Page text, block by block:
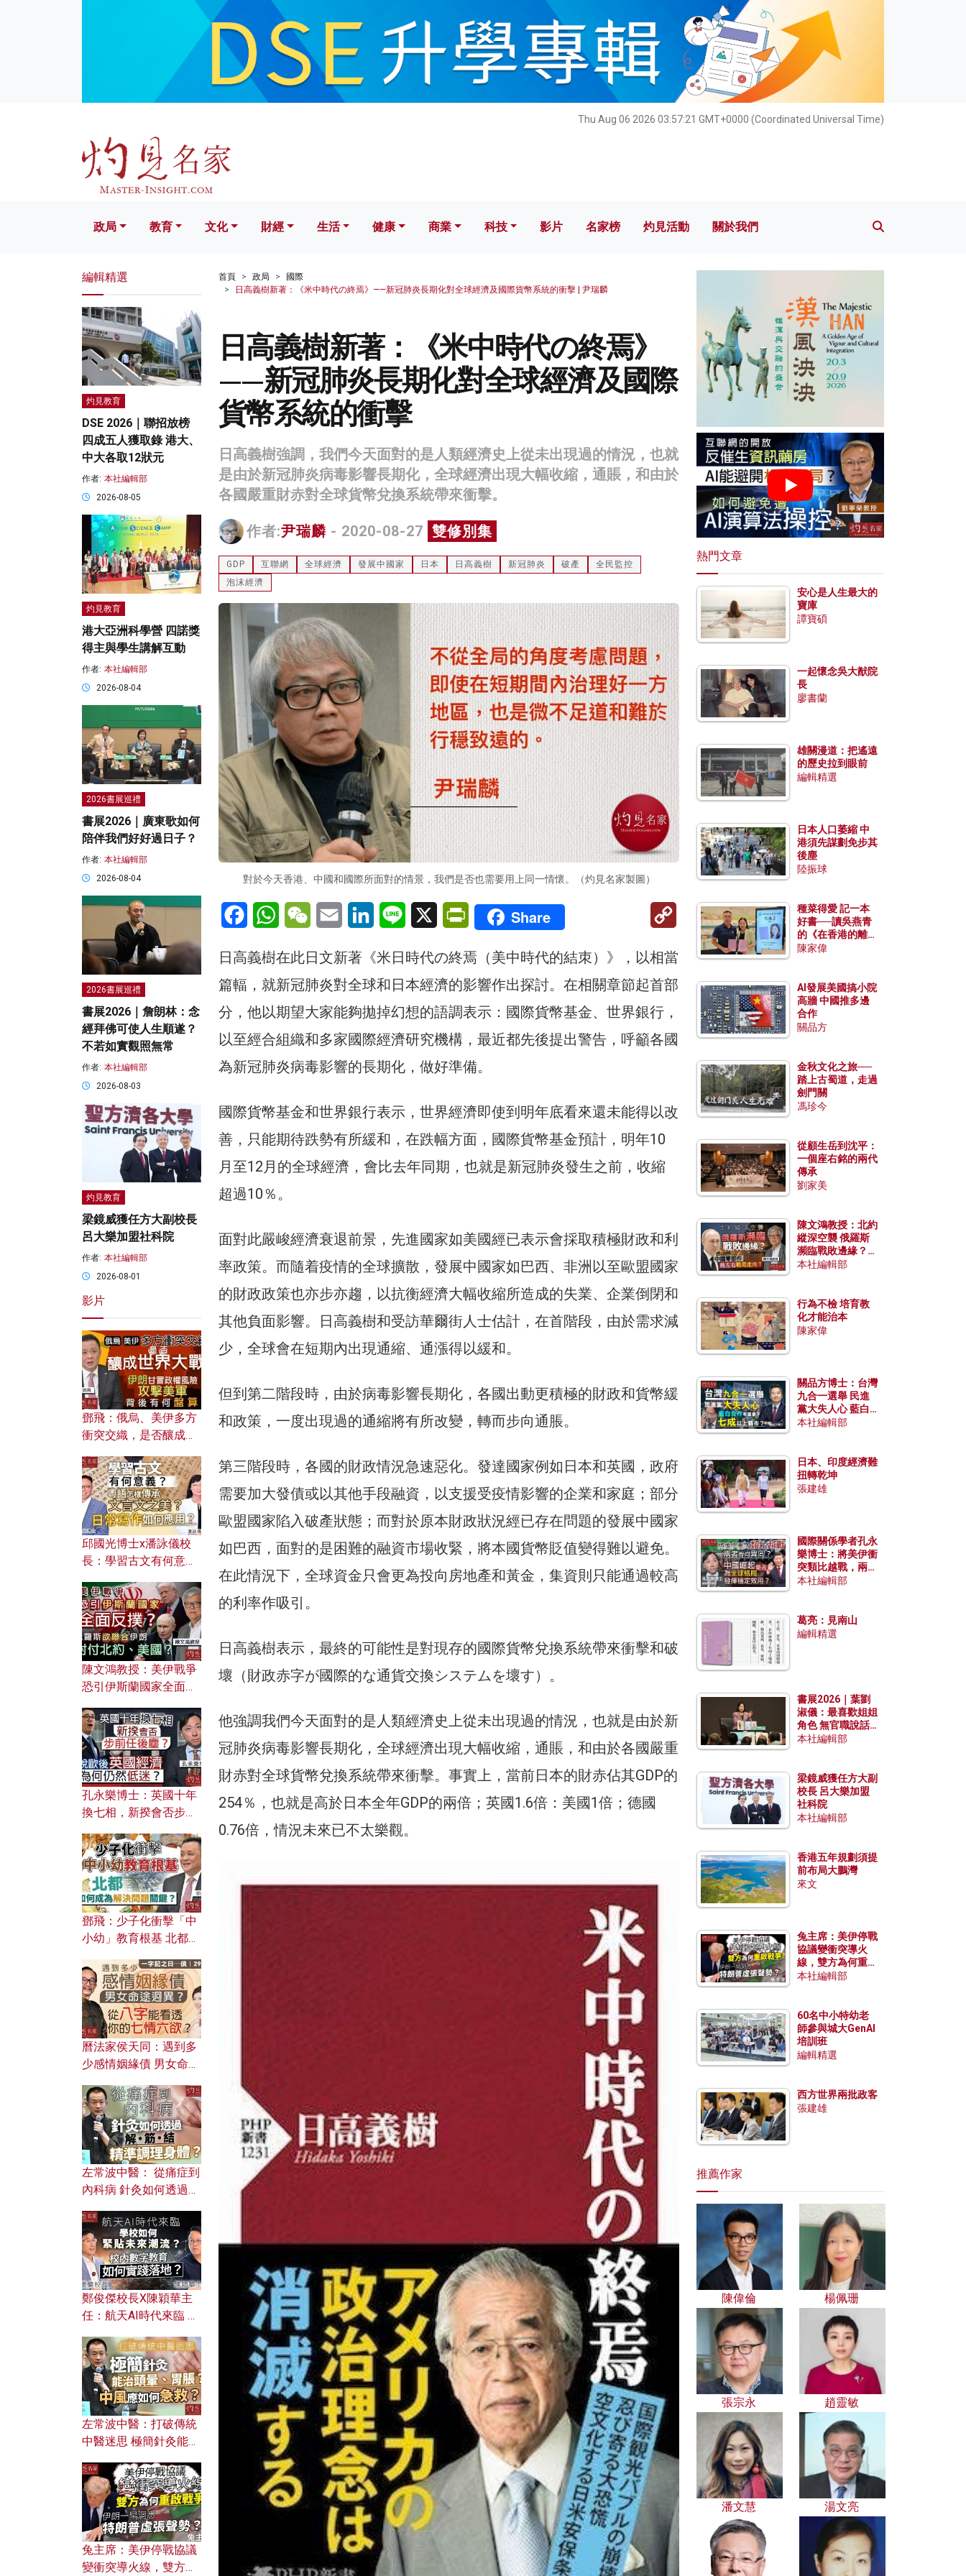
Thu Aug 06 2026 03:57:23 GMT+0000 (Coordinated Universal Time)
文化 財經 生活 健康 科技 影片 名家榜 灼見活動 關於我們
政局 教育 文化 財經 生活 健康 商業 科技 影片 名家榜 灼見活動 關於我們
首頁 政局
國際
日高義樹新著：《米中時代の終焉》——新冠肺炎長期化對全球經濟及國際貨幣系統的衝擊 | 尹瑞麟
日高義樹新著：《米中時代の終焉》
——新冠肺炎長期化對全球經濟及國際
貨幣系統的衝擊
日高義樹強調，我們今天面對的是人類經濟史上從未出現過的情況，也就
是由於新冠肺炎病毒影響長期化，全球經濟出現大幅收縮，通賬，和由於
各國嚴重財赤對全球貨幣兌換系統帶來衝擊。
作者:尹瑞麟 - 2020-08-27 雙修別集
GDP 互聯網 全球經濟 發展中國家 日本 日高義樹 新冠肺炎 破產
全民監控
泡沫經濟
對於今天香港、中國和國際所面對的情景，我們是否也需要用上同一情懷。（灼見名家製圖）
FacebookWhatsAppWeChatEmail LinkedInLine X PrintFriendly
Share
Copy
日高義樹在此日文新著《米日時代の終焉（美中時代的結朿）》，以相當
篇輻，就新冠肺炎對全球和日本經濟的影響作出探討。在相關章節起首部
分，他以期望大家能夠拋掉幻想的語調表示：國際貨幣基金、世界銀行，
以至經合組織和多家國際經濟研究機構，最近都先後提出警告，呼籲各國
為新冠肺炎病毒影響的長期化，做好準備。
國際貨幣基金和世界銀行表示，世界經濟即使到明年底看來還未能得以改
善，只能期待跌勢有所緩和，在跌幅方面，國際貨幣基金預計，明年10
月至12月的全球經濟，會比去年同期，也就是新冠肺炎發生之前，收縮
超過10％。
面對此嚴峻經濟衰退前景，先進國家如美國經已表示會採取積極財政和利
率政策。而隨着疫情的全球擴散，發展中國家如巴西、非洲以至歐盟國家
的財政政策也亦步亦趨，以抗衡經濟大幅收縮所造成的失業、企業倒閉和
其他負面影響。日高義樹和受訪華爾街人士估計，在首階段，由於需求減
少，全球會在短期內出現通縮、通漲得以緩和。
但到第二階段時，由於病毒影響長期化，各國出動更積極的財政和貨幣緩
和政策，一度出現過的通縮將有所改變，轉而步向通脹。
第三階段時，各國的財政情況急速惡化。發達國家例如日本和英國，政府
需要加大發債或以其他手段融資，以支援受疫情影響的企業和家庭；部分
歐盟國家陷入破產狀態；而對於原本財政狀況經已存在問題的發展中國家
如巴西，面對的是困難的融資市場收緊，將本國貨幣貶值變得難以避免。
在此情況下，全球資金只會更為投向房地產和黃金，集資則只能通過較高
的利率作吸引。
日高義樹表示，最終的可能性是對現存的國際貨幣兌換系統帶來衝擊和破
壞（財政赤字が國際的な通貨交換システムを壞す）。
他強調我們今天面對的是人類經濟史上從未出現過的情況，也就是由於新
冠肺炎病毒影響長期化，全球經濟出現大幅收縮，通賬，和由於各國嚴重
財赤對全球貨幣兌換系統帶來衝擊。事實上，當前日本的財赤佔其GDP的
254％，也就是高於日本全年GDP的兩倍；英國1.6倍：美國1倍；德國
0.76倍，情況未來已不太樂觀。
編輯精選
灼見教育
DSE 2026｜聯招放榜
四成五人獲取錄 港大、
中大各取12狀元
作者: 本社編輯部
2026-08-05
灼見教育
港大亞洲科學營 四諾獎
得主與學生講解互動
作者: 本社編輯部
2026-08-04
2026書展巡禮
書展2026｜廣東歌如何
陪伴我們好好過日子？
作者: 本社編輯部
2026-08-04
2026書展巡禮
書展2026｜詹朗林：念
經拜佛可使人生順遂？
不若如實觀照無常
作者: 本社編輯部
2026-08-03
灼見教育
梁鏡威獲任方大副校長
呂大樂加盟社科院
作者: 本社編輯部
2026-08-01
影片
鄧飛：俄烏、美伊多方
衝突交織，是否釀成世
風險攻擊美軍，背後有
何盤算？
邱國光博士x潘詠儀校
長：學習古文有何意
文之美？ 日常寫作如何
應用？
陳文鴻教授：美伊戰爭
恐引伊斯蘭國家全面反
對付北約美國？
孔永樂博士：英國十年
換七相，新揆會否步前
濟為何仍然低迷？
鄧飛：少子化衝擊「中
小幼」教育根基 北都如
曆法家侯天同：遇到多
少感情姻緣債 男女命途
的七情六欲？
左常波中醫： 從痛症到
內科病 針灸如何透過解
鄭俊傑校長X陳穎華主
任：航天AI時代來臨 學
校內數字教育如何實踐
落地？
左常波中醫：打破傳統
中醫迷思 極簡針灸能治
何急救？
兔主席：美伊停戰協議
變衝突導火線，雙方為
熱門文章
安心是人生最大的
寶庫
譚寶碩
一起懷念吳大猷院
長
廖書蘭
雄關漫道：把遙遠
的歷史拉到眼前
編輯精選
日本人口萎縮 中
港須先謀劃免步其
後塵
陸振球
種菜得愛 記一本
好書──讀吳燕青
的《在香港的離島
種菜》
陳家偉
AI發展美國搞小院
高牆 中國推多邊
合作
關品方
金秋文化之旅──
踏上古蜀道，走過
劍門關
馮珍今
從顧生岳到沈平：
一個座右銘的兩代
傳承
劉家美
陳文鴻教授：北約
縱深空襲 俄羅斯
瀕臨戰敗邊緣？中
國零部件能左右戰
本社編輯部
行為不檢 培育教
化才能治本
陳家偉
關品方博士：台灣
九合一選舉 民進
黨大失人心 藍白
合作有望拿下七成
本社編輯部
日本、印度經濟難
扭轉乾坤
張建雄
國際關係學者孔永
樂博士：將美伊衝
突類比越戰，兩者
有何異同？中國崛
本社編輯部
葛亮：見南山
編輯精選
書展2026｜葉劉
淑儀：最喜歡姐姐
角色 無官職說話
包袱少
本社編輯部
梁鏡威獲任方大副
校長 呂大樂加盟
社科院
本社編輯部
香港五年規劃須提
前布局大鵬灣
來文
兔主席：美伊停戰
協議變衝突導火
線，雙方為何重啟
戰爭？伊朗一早洞
本社編輯部
60名中小特幼老
師參與城大GenAI
培訓班
編輯精選
西方世界兩批政客
張建雄
推薦作家
陳偉倫 楊佩珊
張宗永 趙靈敏
潘文慧 湯文亮